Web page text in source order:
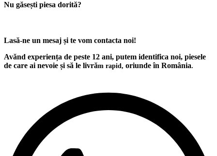
Nu găsești piesa dorită?
Lasă-ne un mesaj și te vom contacta noi!
Avănd experiența de peste 12 ani, putem identifica noi, piesele
de care ai nevoie și să le livrăm rapid, oriunde în România.